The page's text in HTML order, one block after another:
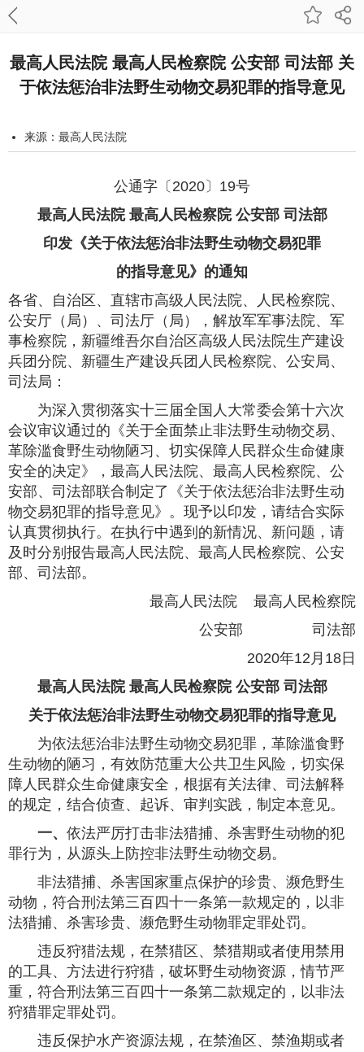
最高人民法院 最高人民检察院 公安部 司法部 关
于依法惩治非法野生动物交易犯罪的指导意见
来源：最高人民法院
打印本页
公通字〔2020〕19号
最高人民法院 最高人民检察院 公安部 司法部
印发《关于依法惩治非法野生动物交易犯罪
的指导意见》的通知
各省、自治区、直辖市高级人民法院、人民检察院、
公安厅（局）、司法厅（局），解放军军事法院、军
事检察院，新疆维吾尔自治区高级人民法院生产建设
兵团分院、新疆生产建设兵团人民检察院、公安局、
司法局：
为深入贯彻落实十三届全国人大常委会第十六次
会议审议通过的《关于全面禁止非法野生动物交易、
革除滥食野生动物陋习、切实保障人民群众生命健康
安全的决定》，最高人民法院、最高人民检察院、公
安部、司法部联合制定了《关于依法惩治非法野生动
物交易犯罪的指导意见》。现予以印发，请结合实际
认真贯彻执行。在执行中遇到的新情况、新问题，请
及时分别报告最高人民法院、最高人民检察院、公安
部、司法部。
最高人民法院 最高人民检察院
公安部 司法部
2020年12月18日
最高人民法院 最高人民检察院 公安部 司法部
关于依法惩治非法野生动物交易犯罪的指导意见
为依法惩治非法野生动物交易犯罪，革除滥食野
生动物的陋习，有效防范重大公共卫生风险，切实保
障人民群众生命健康安全，根据有关法律、司法解释
的规定，结合侦查、起诉、审判实践，制定本意见。
一、 依法严厉打击非法猎捕、杀害野生动物的犯
罪行为，从源头上防控非法野生动物交易。
非法猎捕、杀害国家重点保护的珍贵、濒危野生
动物，符合刑法第三百四十一条第一款规定的，以非
法猎捕、杀害珍贵、濒危野生动物罪定罪处罚。
违反狩猎法规，在禁猎区、禁猎期或者使用禁用
的工具、方法进行狩猎，破坏野生动物资源，情节严
重，符合刑法第三百四十一条第二款规定的，以非法
狩猎罪定罪处罚。
违反保护水产资源法规，在禁渔区、禁渔期或者